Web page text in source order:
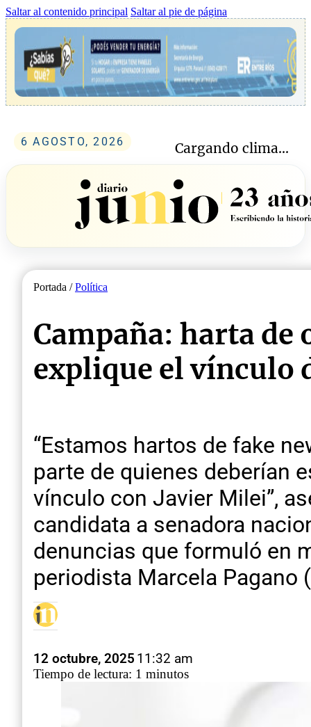
Saltar al contenido principal Saltar al pie de página
6 AGOSTO, 2026 Cargando clima...
Portada /Política
Campaña: harta de
explique el vínculo
“Estamos hartos de fake
parte de quienes deberían
vínculo con Javier Milei”,
candidata a senadora
denuncias que formuló en
periodista Marcela Pagano
12 octubre, 2025 11:32 am
Tiempo de lectura: 1 minutos